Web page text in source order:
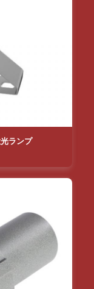
ランプ